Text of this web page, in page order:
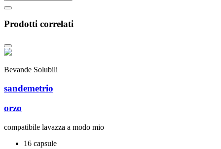
Prodotti correlati
Bevande Solubili
sandemetrio
orzo
compatibile lavazza a modo mio
16 capsule